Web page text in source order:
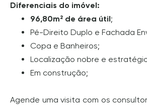
Diferenciais do imóvel:
96,80m² de área útil;
Pé-Direito Duplo e Fachada
Copa e Banheiros;
Localização nobre e
Em construção;
Agende uma visita com os